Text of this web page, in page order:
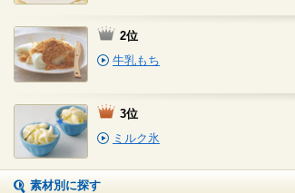
2位
牛乳もち
3位
ミルク氷
素材別に探す